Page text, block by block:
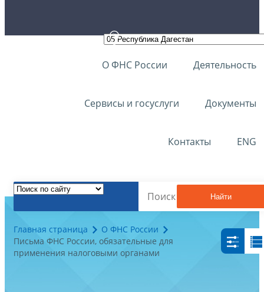
О ФНС России Деятельность
Сервисы и госуслуги Документы
Контакты ENG
Найти
Главная страница
О ФНС России
Письма ФНС России, обязательные для
применения налоговыми органами